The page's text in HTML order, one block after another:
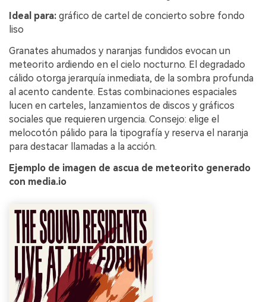
Ideal para: gráfico de cartel de concierto sobre fondo
liso
Granates ahumados y naranjas fundidos evocan un
meteorito ardiendo en el cielo nocturno. El degradado
cálido otorga jerarquía inmediata, de la sombra profunda
al acento candente. Estas combinaciones espaciales
lucen en carteles, lanzamientos de discos y gráficos
sociales que requieren urgencia. Consejo: elige el
melocotón pálido para la tipografía y reserva el naranja
para destacar llamadas a la acción.
Ejemplo de imagen de ascua de meteorito generado
con media.io